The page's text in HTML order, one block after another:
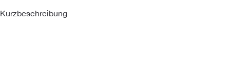
Kurzbeschreibung